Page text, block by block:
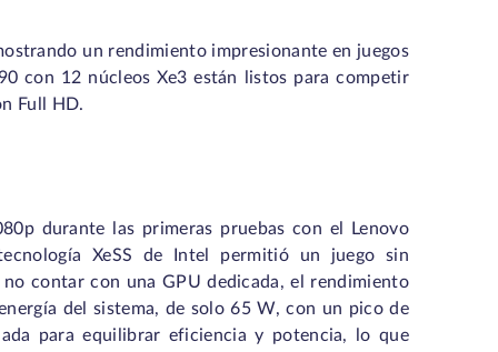
un rendimiento impresionante en juegos
con 12 núcleos Xe3 están listos para competir
Full HD.
durante las primeras pruebas con el Lenovo
XeSS de Intel permitió un juego sin
contar con una GPU dedicada, el rendimiento
del sistema, de solo 65 W, con un pico de
para equilibrar eficiencia y potencia, lo que